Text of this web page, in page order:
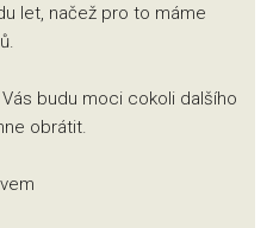
let, načež pro to máme
budu moci cokoli dalšího
obrátit.